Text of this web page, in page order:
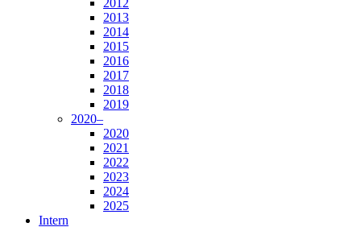
2013
2014
2015
2016
2017
2018
2019
2020–
2020
2021
2022
2023
2024
2025
Intern